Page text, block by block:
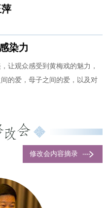
染力
让观众感受到黄梅戏的魅力，
的爱，母子之间的爱，以及对
修改会内容摘录